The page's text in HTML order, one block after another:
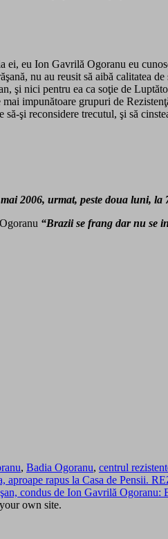
ei, eu Ion Gavrilă Ogoranu eu
nu au reusit să aibă
şi nici pentru ea ca soţie de
impunătoare grupuri de
să-şi reconsidere trecutul, şi să
2006, urmat, peste doua luni,
“Brazii se frang dar nu se
, Badia Ogoranu, centrul
aproape rapus la Casa de Pensii.
condus de Ion Gavrilă Ogoranu:
own site.